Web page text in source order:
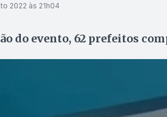
2022 às 21h04
do evento, 62 prefeitos